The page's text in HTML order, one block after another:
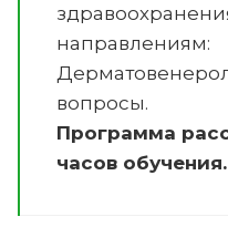
направлениям:
вопросы.
Программа
часов обучения.